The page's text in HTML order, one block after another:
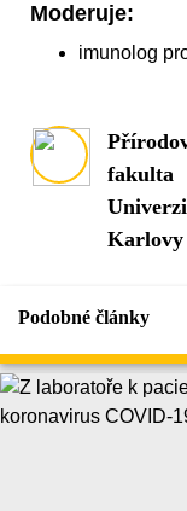
Moderuje:
imunolog
fakulta
Karlovy
Podobné články